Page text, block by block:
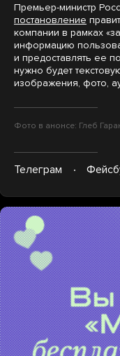
Премьер-министр
постановление
компании в рамках
информацию
и предоставлять ее
нужно будет
изображения, фото,
Фото в анонсе: Глеб
Телеграм